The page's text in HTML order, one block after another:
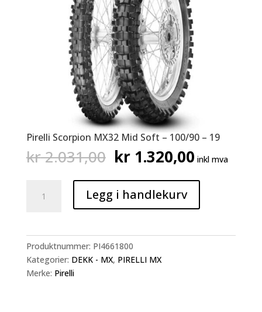
Pirelli Scorpion MX32 Mid Soft – 100/90 – 19
kr2.031,00 Opprinnelig
pris
var:
kr 2.031,00.
kr1.320,00
pris
er:
inkl mva
Scorpion
100/90
Legg i handlekurv
Produktnummer: PI4661800
Kategorier: DEKK - MX, PIRELLI MX
Merke: Pirelli